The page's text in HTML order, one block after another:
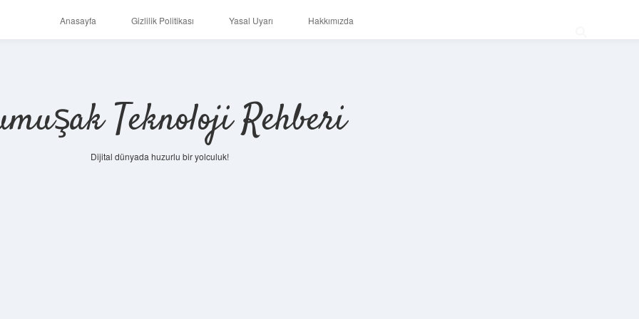
Anasayfa Gizlilik Politikası Yasal Uyarı Hakkımızda
Teknoloji Rehberi
Dijital dünyada huzurlu bir yolculuk!